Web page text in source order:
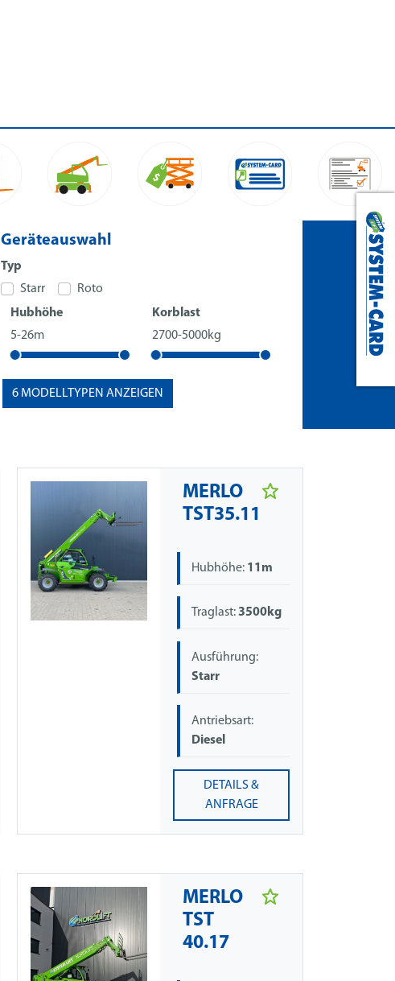
Geräteauswahl
Typ
Starr
Roto
Hubhöhe
5-26m
Korblast
2700-5000kg
6 MODELLTYPEN ANZEIGEN
MERLO
TST35.11
Hubhöhe: 11m
Traglast:3500kg
Ausführung:
Starr
Antriebsart:
Diesel
DETAILS &
ANFRAGE
MERLO
TST
40.17